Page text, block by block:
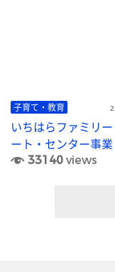
子育て・教育
いちはらファミリ
ート・センター事業
33140views